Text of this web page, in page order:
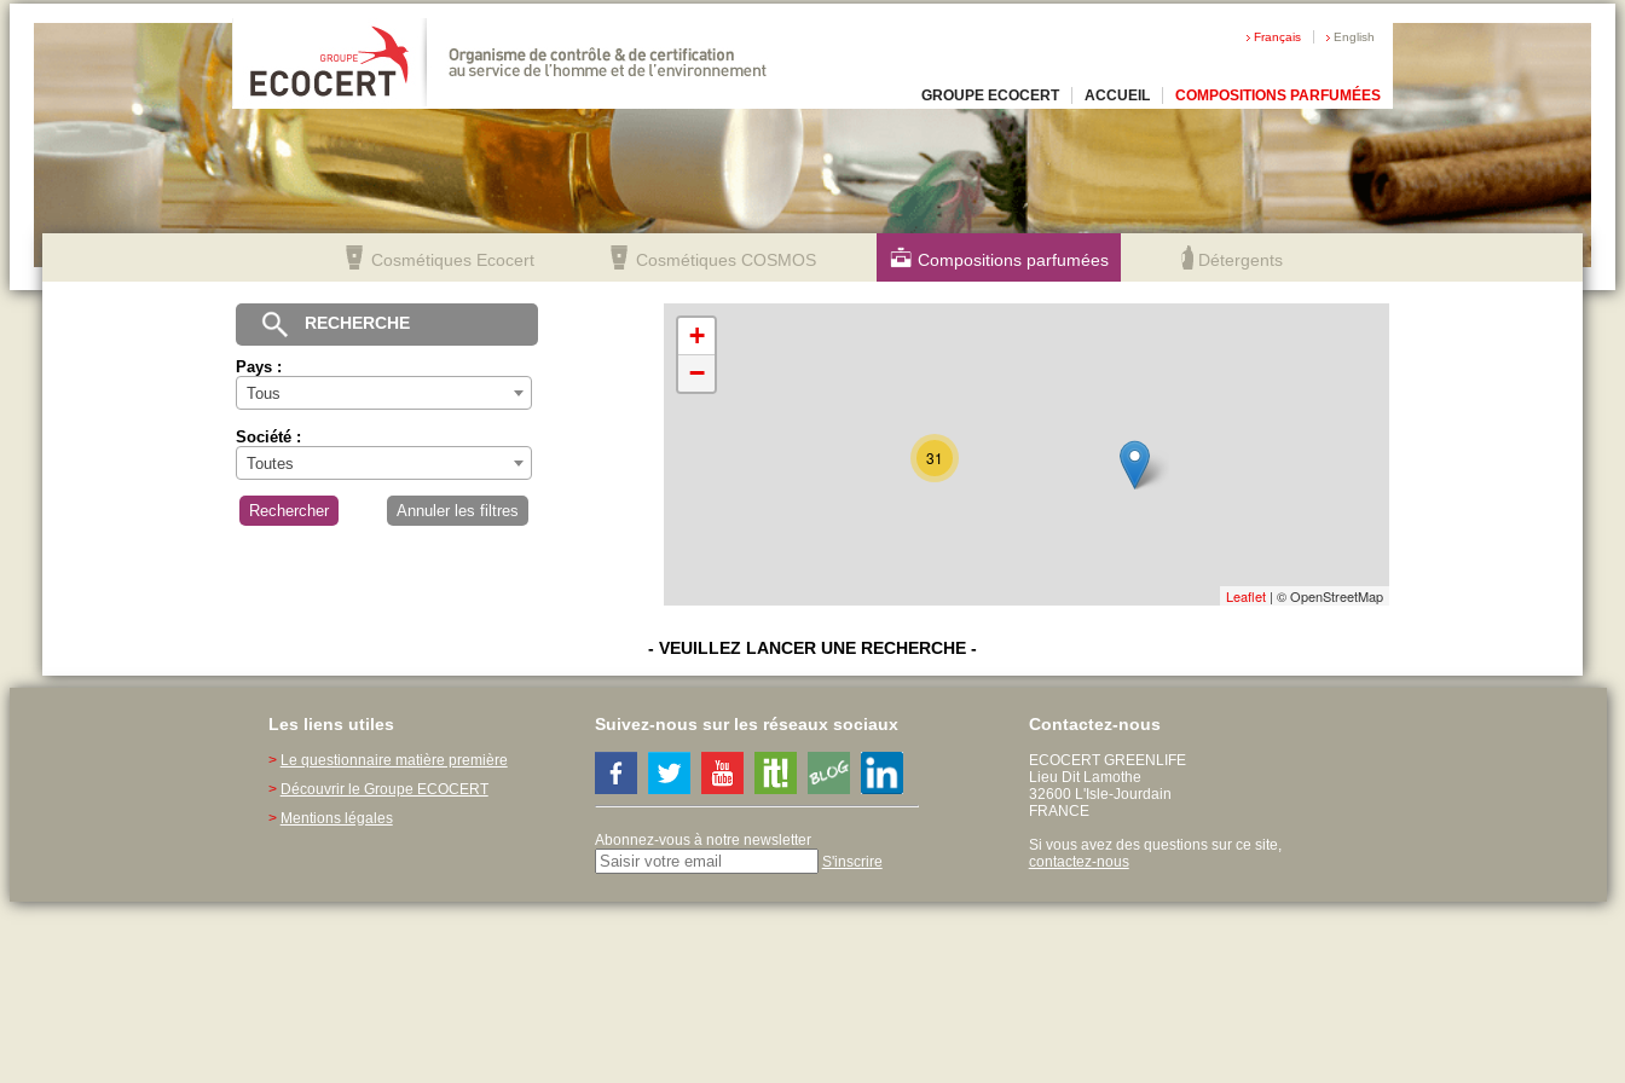
Français English
COMPOSITIONS PARFUMÉES
ACCUEIL
GROUPE ECOCERT
Cosmétiques Ecocert Cosmétiques COSMOS Compositions parfumées Détergents
RECHERCHE
Pays :
Tous
Société :
Toutes
Rechercher Annuler les filtres
31
+
−
Leaflet| © OpenStreetMap
- VEUILLEZ LANCER UNE RECHERCHE -
Les liens utiles
> Le questionnaire matière première
> Découvrir le Groupe ECOCERT
> Mentions légales
Suivez-nous sur les réseaux sociaux
Abonnez-vous à notre newsletter
S'inscrire
Contactez-nous
ECOCERT GREENLIFE
Lieu Dit Lamothe
32600 L'Isle-Jourdain
FRANCE
Si vous avez des questions sur ce site,
contactez-nous